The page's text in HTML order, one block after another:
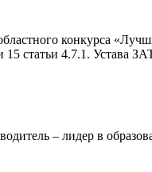
конкурса
статьи 4.7.1. Устава
– лидер в